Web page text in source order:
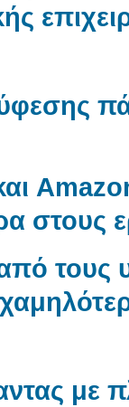
στους
τους
με